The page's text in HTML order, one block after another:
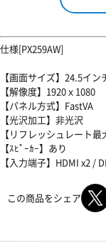
仕様[PX259AW]
【画面サイズ】24.5イン
【解像度】1920ｘ1080
【パネル方式】FastVA
【光沢加工】非光沢
【リフレッシュレート最
【ｽﾋﾟｰｶｰ】あり
【入力端子】HDMI x2 /
この商品をシェア